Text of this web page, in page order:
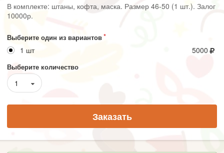
В комплекте: штаны, кофта, маска. Размер 46-50 (1 шт.). Залог
10000р.
Выберите один из вариантов
1 шт 5000
Выберите количество
1
Заказать